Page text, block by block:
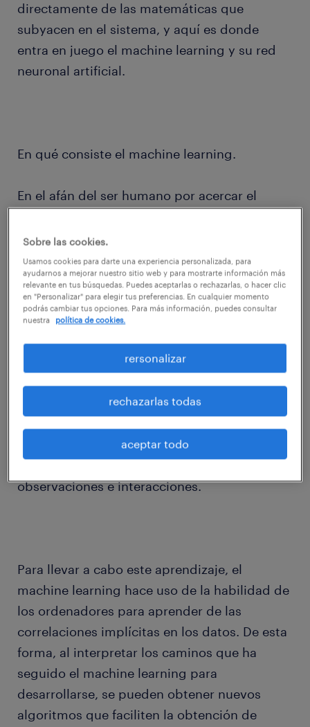
directamente de las matemáticas que
subyacen en el sistema, y aquí es donde
entra en juego el machine learning y su red
neuronal artificial.
En qué consiste el machine learning.
En el afán del ser humano por acercar el
funcionamiento del cerebro, se han
desarrollado herramientas matemáticas que
“imitan” la forma en la que operan las
neuronas.
Machine learning es el proceso de conseguir
que un ordenador se desarrolle y funcione
del tiempo de forma autónoma a través de la
observaciones e interacciones.
Para llevar a cabo este aprendizaje, el
machine learning hace uso de la habilidad de
los ordenadores para aprender de las
correlaciones implícitas en los datos. De esta
forma, al interpretar los caminos que ha
seguido el machine learning para
desarrollarse, se pueden obtener nuevos
algoritmos que faciliten la obtención de
Sobre las cookies.
Usamos cookies para darte una experiencia personalizada, para
ayudarnos a mejorar nuestro sitio web y para mostrarte información más
relevante en tus búsquedas. Puedes aceptarlas o rechazarlas, o hacer clic
en "Personalizar" para elegir tus preferencias. En cualquier momento
podrás cambiar tus opciones. Para más información, puedes consultar
nuestra
política de cookies.
rersonalizar
rechazarlas todas
aceptar todo